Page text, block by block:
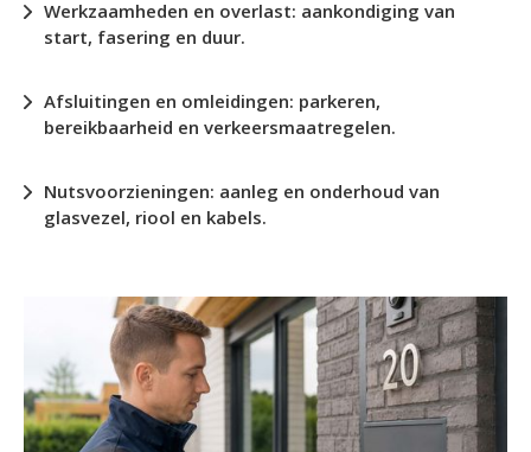
Werkzaamheden en overlast: aankondiging van
start, fasering en duur.
Afsluitingen en omleidingen: parkeren,
bereikbaarheid en verkeersmaatregelen.
Nutsvoorzieningen: aanleg en onderhoud van
glasvezel, riool en kabels.